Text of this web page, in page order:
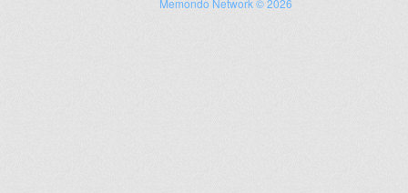
Memondo Network © 2026